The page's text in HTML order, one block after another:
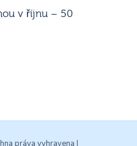
v říjnu – 50
práva vyhravena |